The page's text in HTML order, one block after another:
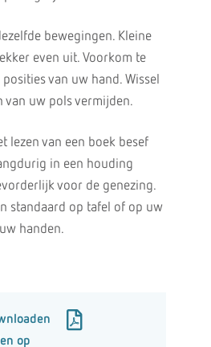
bewegingen. Kleine
even uit. Voorkom te
van uw hand. Wissel
van uw pols vermijden.
lezen van een boek besef
in een houding
voor de genezing.
standaard op tafel of op uw
handen.
op